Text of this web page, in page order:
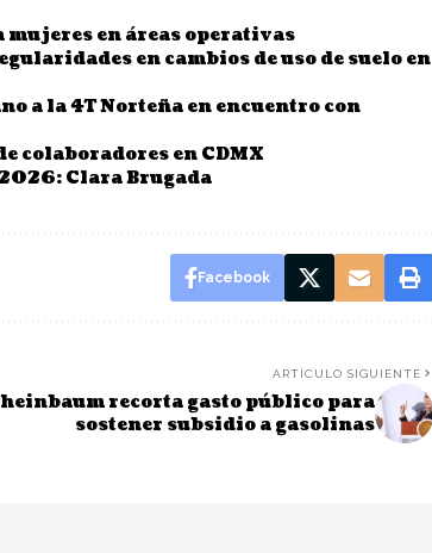
mujeres en áreas operativas
en cambios de uso de suelo en
a la 4T Norteña en encuentro con
colaboradores en CDMX
2026: Clara Brugada
Facebook
ARTÍCULO SIGUIENTE
recorta gasto público para
sostener subsidio a gasolinas